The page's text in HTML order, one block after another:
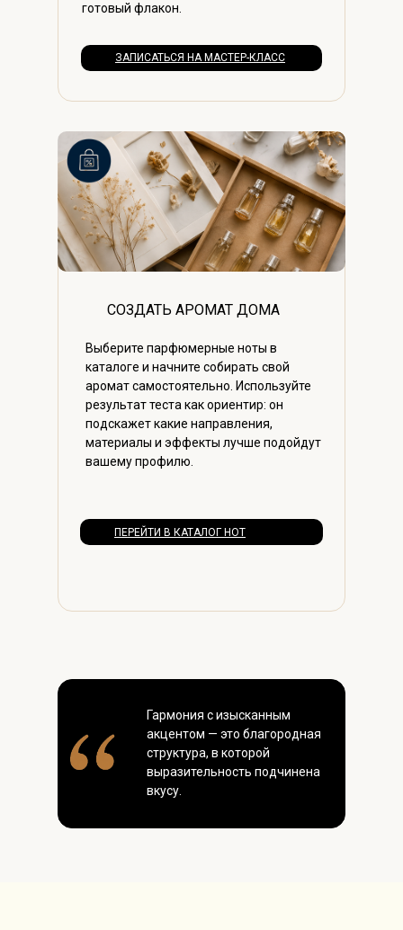
СОЗДАТЬ АРОМАТ ДОМА
Выберите парфюмерные ноты в
каталоге и начните собирать свой
аромат самостоятельно. Используйте
результат теста как ориентир: он
подскажет какие направления,
материалы и эффекты лучше подойдут
вашему профилю.
готовый флакон.
ЗАПИСАТЬСЯ НА МАСТЕР-КЛАСС
ПЕРЕЙТИ В КАТАЛОГ НОТ
Гармония с изысканным
акцентом — это благородная
структура, в которой
выразительность подчинена
вкусу.